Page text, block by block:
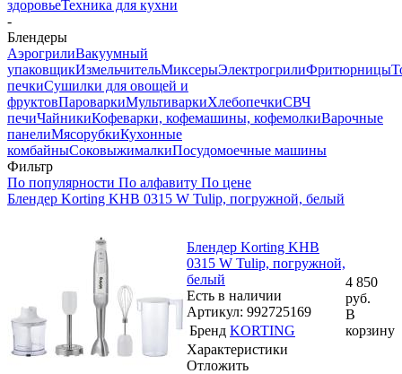
здоровьеТехника для кухни
-
Блендеры
АэрогрилиВакуумный
упаковщикИзмельчительМиксерыЭлектрогрилиФритюрницы
печкиСушилки для овощей и
фруктовПароваркиМультиваркиХлебопечкиСВЧ
печиЧайникиКофеварки, кофемашины, кофемолкиВарочные
панелиМясорубкиКухонные
комбайныСоковыжималкиПосудомоечные машины
Фильтр
По популярности По алфавиту По цене
Блендер Korting KHB 0315 W Tulip, погружной, белый
Блендер Korting KHB
0315 W Tulip, погружной,
белый
Есть в наличии
Артикул: 992725169
Бренд KORTING
Характеристики
Отложить
4 850
руб.
В
корзину